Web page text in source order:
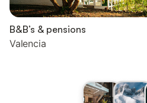
B&B’s & pensions
Valencia